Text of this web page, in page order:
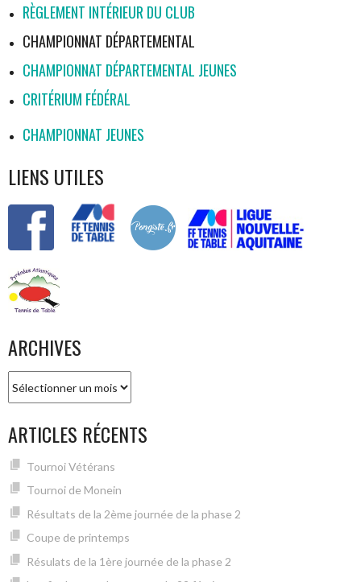
RÈGLEMENT INTÉRIEUR DU CLUB
CHAMPIONNAT DÉPARTEMENTAL
CHAMPIONNAT DÉPARTEMENTAL JEUNES
CRITÉRIUM FÉDÉRAL
CHAMPIONNAT JEUNES
LIENS UTILES
ARCHIVES
ARTICLES RÉCENTS
Tournoi Vétérans
Tournoi de Monein
Résultats de la 2ème journée de la phase 2
Coupe de printemps
Résulats de la 1ère journée de la phase 2